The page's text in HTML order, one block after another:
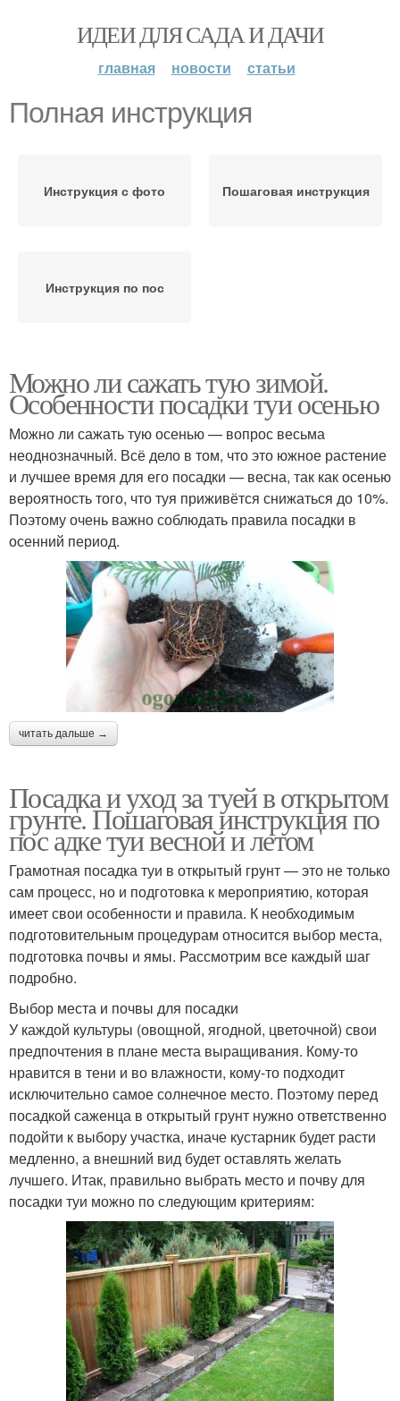
ИДЕИ ДЛЯ САДА И ДАЧИ
главная новости статьи
Полная инструкция
Инструкция с фото Пошаговая инструкция
Инструкция по пос
Можно ли сажать тую зимой.
Особенности посадки туи осенью
Можно ли сажать тую осенью — вопрос весьма
неоднозначный. Всё дело в том, что это южное растение
и лучшее время для его посадки — весна, так как осенью
вероятность того, что туя приживётся снижаться до 10%.
Поэтому очень важно соблюдать правила посадки в
осенний период.
читать дальше →
Посадка и уход за туей в открытом
грунте. Пошаговая инструкция по
пос адке туи весной и летом
Грамотная посадка туи в открытый грунт — это не только
сам процесс, но и подготовка к мероприятию, которая
имеет свои особенности и правила. К необходимым
подготовительным процедурам относится выбор места,
подготовка почвы и ямы. Рассмотрим все каждый шаг
подробно.
Выбор места и почвы для посадки
У каждой культуры (овощной, ягодной, цветочной) свои
предпочтения в плане места выращивания. Кому-то
нравится в тени и во влажности, кому-то подходит
исключительно самое солнечное место. Поэтому перед
посадкой саженца в открытый грунт нужно ответственно
подойти к выбору участка, иначе кустарник будет расти
медленно, а внешний вид будет оставлять желать
лучшего. Итак, правильно выбрать место и почву для
посадки туи можно по следующим критериям: